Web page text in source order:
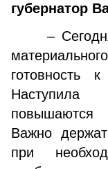
губернатор
– Сегодня
готовность
повышаются
Важно
при